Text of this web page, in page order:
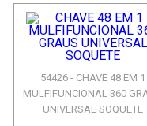
54426 - CHAVE 48 EM 1
MULFIFUNCIONAL 360
UNIVERSAL SOQUETE